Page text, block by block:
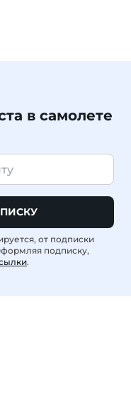
в самолете
от подписки
подписку,
.